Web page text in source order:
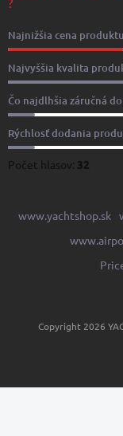
Najnižšia cena produktu
Najvyššia kvalita
Čo najdlhšia záručná
Rýchlosť dodania
Počet hlasov: 32
www.yachtshop.sk
Copyright 2026